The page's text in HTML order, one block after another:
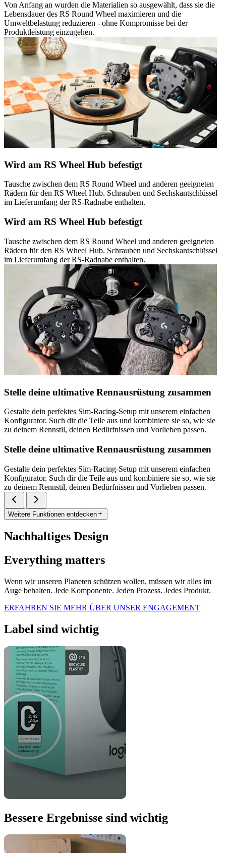
Von Anfang an wurden die Materialien so ausgewählt, dass sie die
Lebensdauer des RS Round Wheel maximieren und die
Umweltbelastung reduzieren - ohne Kompromisse bei der
Produktleistung einzugehen.
Wird am RS Wheel Hub befestigt
Tausche zwischen dem RS Round Wheel und anderen geeigneten
Rädern für den RS Wheel Hub. Schrauben und Sechskantschlüssel
im Lieferumfang der RS-Radnabe enthalten.
Wird am RS Wheel Hub befestigt
Tausche zwischen dem RS Round Wheel und anderen geeigneten
Rädern für den RS Wheel Hub. Schrauben und Sechskantschlüssel
im Lieferumfang der RS-Radnabe enthalten.
Stelle deine ultimative Rennausrüstung zusammen
Gestalte dein perfektes Sim-Racing-Setup mit unserem einfachen
Konfigurator. Such dir die Teile aus und kombiniere sie so, wie sie
zu deinem Rennstil, deinen Bedürfnissen und Vorlieben passen.
Stelle deine ultimative Rennausrüstung zusammen
Gestalte dein perfektes Sim-Racing-Setup mit unserem einfachen
Konfigurator. Such dir die Teile aus und kombiniere sie so, wie sie
zu deinem Rennstil, deinen Bedürfnissen und Vorlieben passen.
Weitere Funktionen entdecken
Nachhaltiges Design
Everything matters
Wenn wir unseren Planeten schützen wollen, müssen wir alles im
Auge behalten. Jede Komponente. Jeden Prozess. Jedes Produkt.
ERFAHREN SIE MEHR ÜBER UNSER ENGAGEMENT
Label sind wichtig
Bessere Ergebnisse sind wichtig